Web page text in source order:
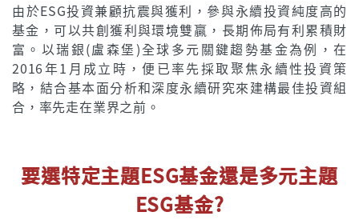
由於ESG投資兼顧抗震與獲利，參與永續投資純度高的
基金，可以共創獲利與環境雙贏，長期佈局有利累積財
富。以瑞銀(盧森堡)全球多元關鍵趨勢基金為例，在
2016年1月成立時，便已率先採取聚焦永續性投資策
略，結合基本面分析和深度永續研究來建構最佳投資組
合，率先走在業界之前。
要選特定主題ESG基金還是多元主題
ESG基金?